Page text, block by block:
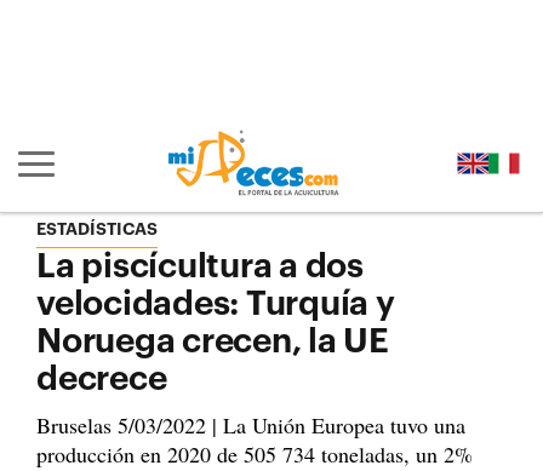
Mostrar/ocultar navegación principal
ESTADÍSTICAS
La piscícultura a dos
velocidades: Turquía y
Noruega crecen, la UE
decrece
Bruselas 5/03/2022 | La Unión Europea tuvo una
producción en 2020 de 505 734 toneladas, un 2%